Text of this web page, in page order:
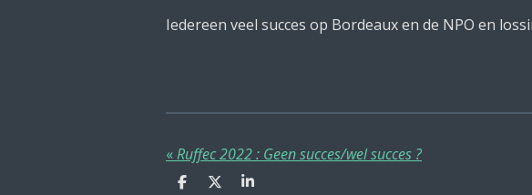
Iedereen veel succes op Bordeaux en de NPO en
«Ruffec 2022 : Geen succes/wel succes ?
D
D
S